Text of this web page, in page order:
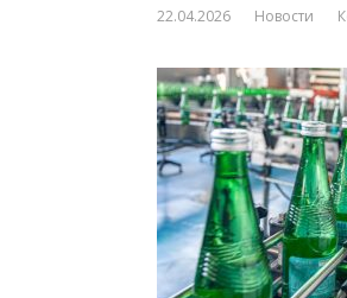
22.04.2026 Новости